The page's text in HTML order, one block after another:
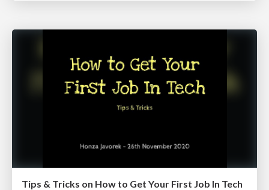
Tips & Tricks on How to Get Your First Job In Tech